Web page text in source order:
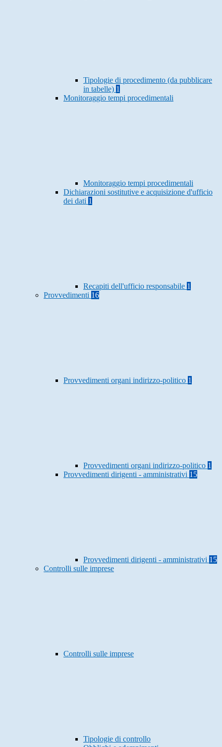
Tipologie di procedimento (da pubblicare
in tabelle) 1
Monitoraggio tempi procedimentali
Monitoraggio tempi procedimentali
Dichiarazioni sostitutive e acquisizione d'ufficio
dei dati 1
Recapiti dell'ufficio responsabile 1
Provvedimenti 16
Provvedimenti organi indirizzo-politico 1
Provvedimenti organi indirizzo-politico 1
Provvedimenti dirigenti - amministrativi 15
Provvedimenti dirigenti - amministrativi 15
Controlli sulle imprese
Controlli sulle imprese
Tipologie di controllo